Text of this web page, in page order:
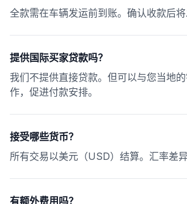
全款需在车辆发运前到账。确认收款后将
提供国际买家贷款吗？
我们不提供直接贷款。但可以与您当地
作，促进付款安排。
接受哪些货币？
所有交易以美元（USD）结算。汇率差异
有额外费用吗？